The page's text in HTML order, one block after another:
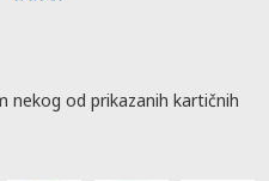
nekog od prikazanih kartičnih